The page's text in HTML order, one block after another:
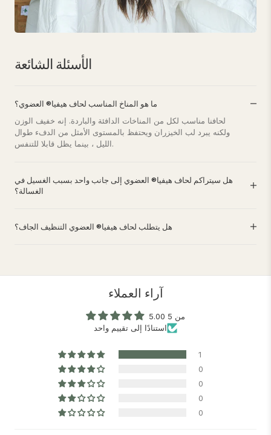
الأسئلة الشائعة
ما هو المناخ المناسب لحاف هيفيا® العضوي؟
لحافنا مناسب لكل من المناخات الدافئة والباردة. إنه خفيف الوزن
ولكنه يبرد لب الخيزران ويحتفظ بالمستوى الأمثل من الدفء طوال
الليل ، بينما يظل قابلا للتنفس.
هل سيتراكم لحاف هيفيا® العضوي إلى جانب واحد بسبب الغسيل في
الغسالة؟
هل يتطلب لحاف هيفيا® العضوي التنظيف الجاف؟
آراء العملاء
5.00 من 5
استنادًا إلى تقييم واحد
1
0
0
0
0